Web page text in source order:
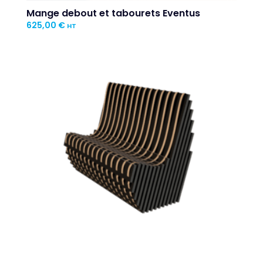
Mange debout et tabourets Eventus
625,00 € HT